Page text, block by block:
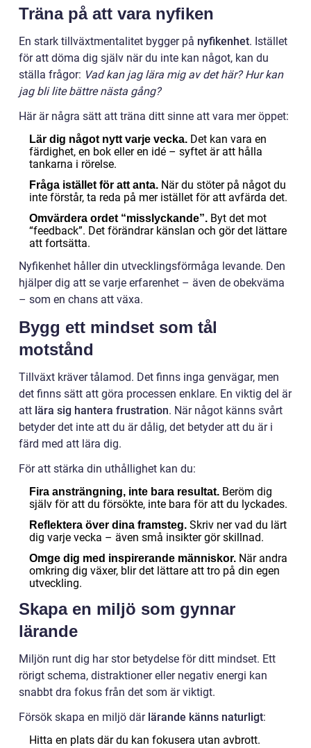
Träna på att vara nyfiken
En stark tillväxtmentalitet bygger på nyfikenhet. Istället
för att döma dig själv när du inte kan något, kan du
ställa frågor: Vad kan jag lära mig av det här? Hur kan
jag bli lite bättre nästa gång?
Här är några sätt att träna ditt sinne att vara mer öppet:
Lär dig något nytt varje vecka. Det kan vara en
färdighet, en bok eller en idé – syftet är att hålla
tankarna i rörelse.
Fråga istället för att anta. När du stöter på något du
inte förstår, ta reda på mer istället för att avfärda det.
Omvärdera ordet “misslyckande”. Byt det mot
“feedback”. Det förändrar känslan och gör det lättare
att fortsätta.
Nyfikenhet håller din utvecklingsförmåga levande. Den
hjälper dig att se varje erfarenhet – även de obekväma
– som en chans att växa.
Bygg ett mindset som tål
motstånd
Tillväxt kräver tålamod. Det finns inga genvägar, men
det finns sätt att göra processen enklare. En viktig del är
att lära sig hantera frustration. När något känns svårt
betyder det inte att du är dålig, det betyder att du är i
färd med att lära dig.
För att stärka din uthållighet kan du:
Fira ansträngning, inte bara resultat. Beröm dig
själv för att du försökte, inte bara för att du lyckades.
Reflektera över dina framsteg. Skriv ner vad du lärt
dig varje vecka – även små insikter gör skillnad.
Omge dig med inspirerande människor. När andra
omkring dig växer, blir det lättare att tro på din egen
utveckling.
Skapa en miljö som gynnar
lärande
Miljön runt dig har stor betydelse för ditt mindset. Ett
rörigt schema, distraktioner eller negativ energi kan
snabbt dra fokus från det som är viktigt.
Försök skapa en miljö där lärande känns naturligt:
Hitta en plats där du kan fokusera utan avbrott.